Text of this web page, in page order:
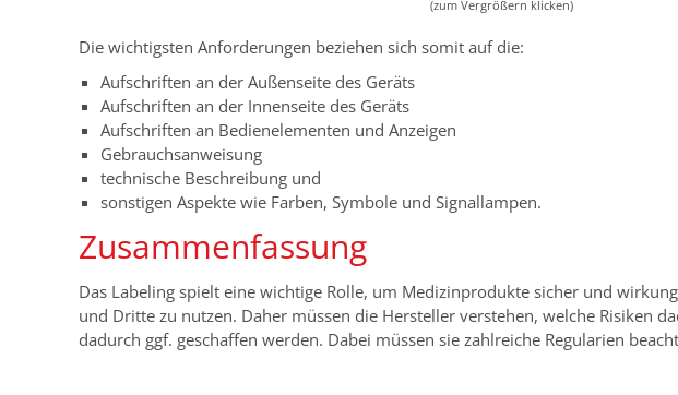
(zum Vergrößern klicken)
Die wichtigsten Anforderungen beziehen sich somit auf die:
Aufschriften an der Außenseite des Geräts
Aufschriften an der Innenseite des Geräts
Aufschriften an Bedienelementen und Anzeigen
Gebrauchsanweisung
technische Beschreibung und
sonstigen Aspekte wie Farben, Symbole und Signallampen.
Zusammenfassung
Das Labeling spielt eine wichtige Rolle, um Medizinprodukte sicher und
und Dritte zu nutzen. Daher müssen die Hersteller verstehen, welche Risiken
dadurch ggf. geschaffen werden. Dabei müssen sie zahlreiche Regularien